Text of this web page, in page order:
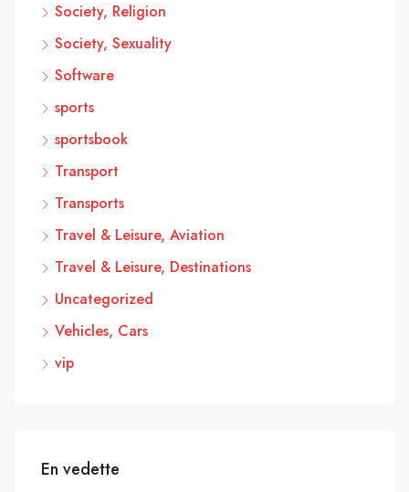
Society, Religion
Society, Sexuality
Software
sports
sportsbook
Transport
Transports
Travel & Leisure, Aviation
Travel & Leisure, Destinations
Uncategorized
Vehicles, Cars
vip
En vedette